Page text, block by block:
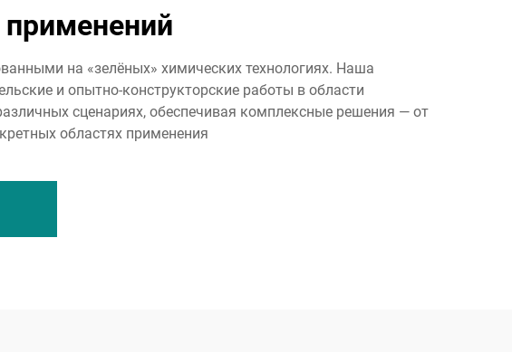
на «зелёных» химических технологиях. Наша
и опытно-конструкторские работы в области
сценариях, обеспечивая комплексные решения — от
областях применения